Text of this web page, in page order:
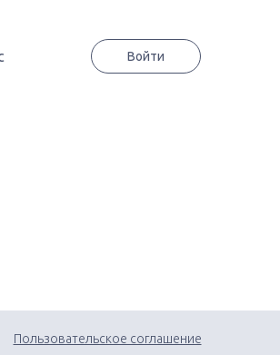
Войти
Пользовательское соглашение